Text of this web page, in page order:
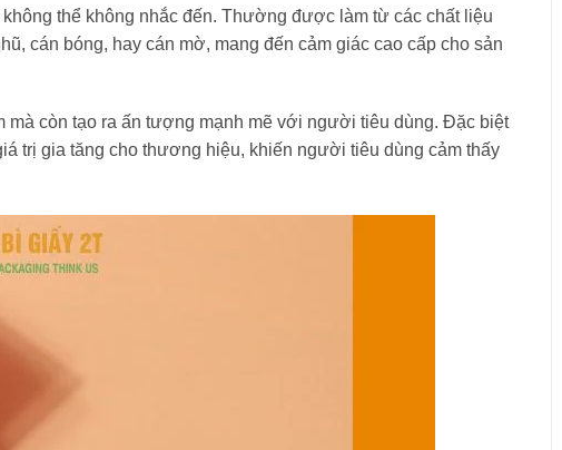
thể không nhắc đến. Thường được làm từ các chất liệu
cán bóng, hay cán mờ, mang đến cảm giác cao cấp cho sản
mà còn tạo ra ấn tượng mạnh mẽ với người tiêu dùng. Đặc biệt
trị gia tăng cho thương hiệu, khiến người tiêu dùng cảm thấy